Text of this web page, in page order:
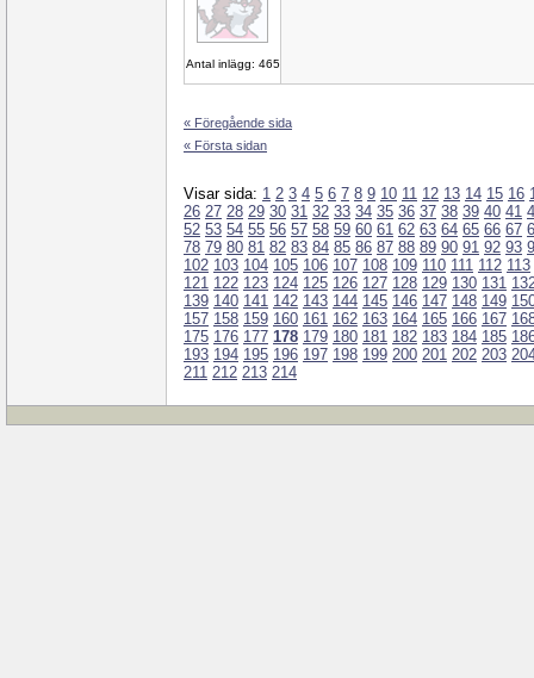
Antal inlägg: 465
« Föregående sida
« Första sidan
Visar sida: 1 2 3 4 5 6 7 8 9 10 11 12 13 14 15 16
26 27 28 29 30 31 32 33 34 35 36 37 38 39 40 41
52 53 54 55 56 57 58 59 60 61 62 63 64 65 66 67
78 79 80 81 82 83 84 85 86 87 88 89 90 91 92 93
102 103 104 105 106 107 108 109 110 111 112 113
121 122 123 124 125 126 127 128 129 130 131
139 140 141 142 143 144 145 146 147 148 149
157 158 159 160 161 162 163 164 165 166 167
175 176 177 178 179 180 181 182 183 184 185
193 194 195 196 197 198 199 200 201 202 203
211 212 213 214